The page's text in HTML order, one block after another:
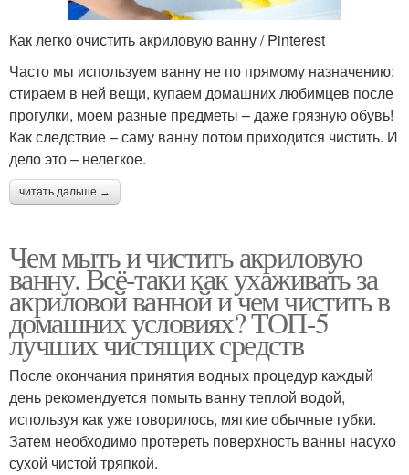
Как легко очистить акриловую ванну / Pinterest
Часто мы используем ванну не по прямому назначению:
стираем в ней вещи, купаем домашних любимцев после
прогулки, моем разные предметы – даже грязную обувь!
Как следствие – саму ванну потом приходится чистить. И
дело это – нелегкое.
читать дальше →
Чем мыть и чистить акриловую
ванну. Всё-таки как ухаживать за
акриловой ванной и чем чистить в
домашних условиях? ТОП-5
лучших чистящих средств
После окончания принятия водных процедур каждый
день рекомендуется помыть ванну теплой водой,
используя как уже говорилось, мягкие обычные губки.
Затем необходимо протереть поверхность ванны насухо
сухой чистой тряпкой.